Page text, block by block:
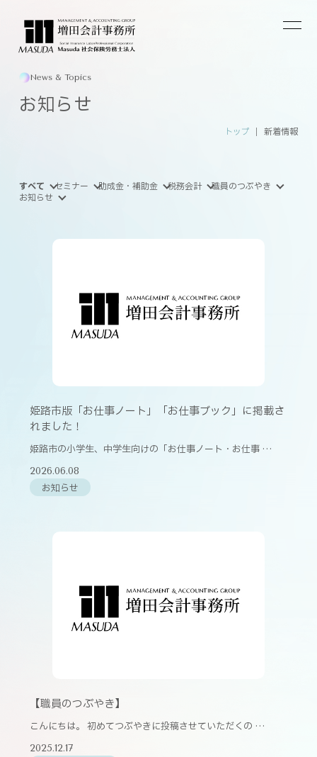
News & Topics
お知らせ
トップ 新着情報
すべて セミナー 助成金・補助金 税務会計
職員のつぶやき
お知らせ
姫路市版「お仕事ノート」「お仕事ブック」に掲載さ
れました！
姫路市の小学生、中学生向けの「お仕事ノート・お仕事 …
2026.06.08
お知らせ
【職員のつぶやき】
こんにちは。 初めてつぶやきに投稿させていただくの …
2025.12.17